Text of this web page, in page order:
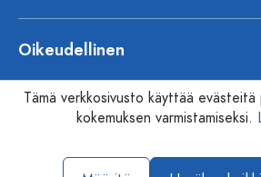
Oikeudellinen
Tämä verkkosivusto käyttää evästeitä
kokemuksen varmistamiseksi.